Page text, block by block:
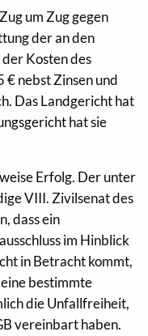
um Zug gegen
der an den
Kosten des
€ nebst Zinsen und
Das Landgericht hat
hat sie
Erfolg. Der unter
VIII. Zivilsenat des
dass ein
im Hinblick
in Betracht kommt,
bestimmte
die Unfallfreiheit,
vereinbart haben.